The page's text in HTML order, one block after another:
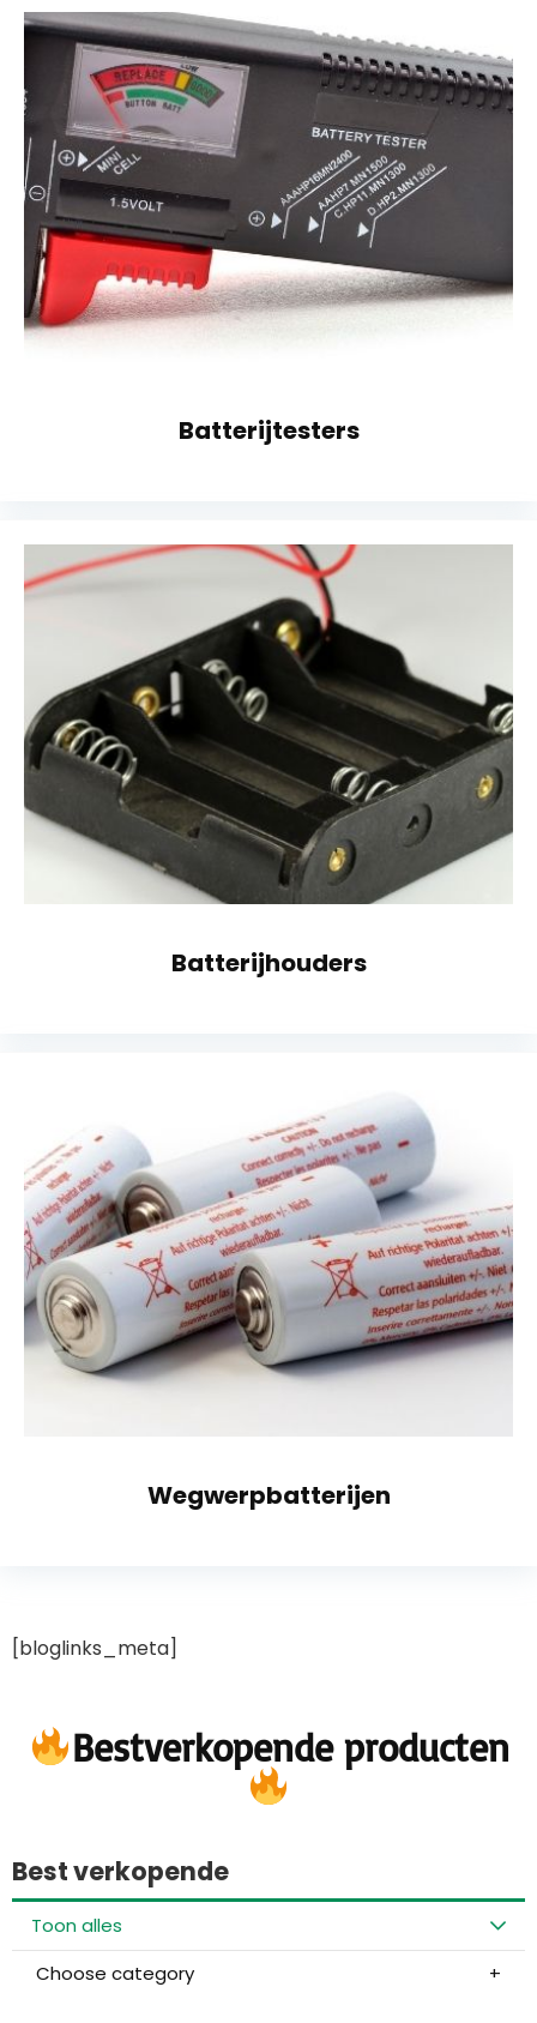
Batterijtesters
Batterijhouders
Wegwerpbatterijen
[bloglinks_meta]
Bestverkopende producten
Best verkopende
Toon alles
Choose category